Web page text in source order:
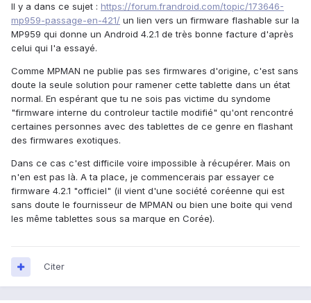
Il y a dans ce sujet : https://forum.frandroid.com/topic/173646-
mp959-passage-en-421/ un lien vers un firmware flashable sur la
MP959 qui donne un Android 4.2.1 de très bonne facture d'après
celui qui l'a essayé.
Comme MPMAN ne publie pas ses firmwares d'origine, c'est sans
doute la seule solution pour ramener cette tablette dans un état
normal. En espérant que tu ne sois pas victime du syndome
"firmware interne du controleur tactile modifié" qu'ont rencontré
certaines personnes avec des tablettes de ce genre en flashant
des firmwares exotiques.
Dans ce cas c'est difficile voire impossible à récupérer. Mais on
n'en est pas là. A ta place, je commencerais par essayer ce
firmware 4.2.1 "officiel" (il vient d'une société coréenne qui est
sans doute le fournisseur de MPMAN ou bien une boite qui vend
les même tablettes sous sa marque en Corée).
Citer